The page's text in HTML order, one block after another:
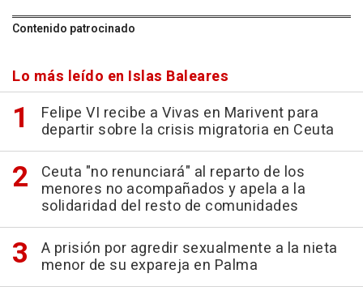
Contenido patrocinado
Lo más leído en Islas Baleares
Felipe VI recibe a Vivas en Marivent para
departir sobre la crisis migratoria en Ceuta
Ceuta "no renunciará" al reparto de los
menores no acompañados y apela a la
solidaridad del resto de comunidades
A prisión por agredir sexualmente a la nieta
menor de su expareja en Palma